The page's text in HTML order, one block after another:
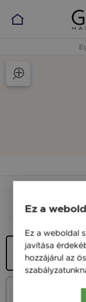
Ezüst 925
11 900 Ft
Fehér
Ez a
Ez a weboldal
javítása
hozzájárul az